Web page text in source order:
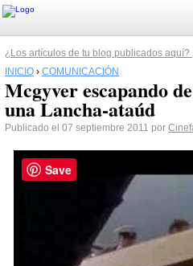
¿Los artículos de tu blog publicados aquí?
INICIO › COMUNICACIÓN
Mcgyver escapando
una Lancha-ataúd
Publicado el 07 septiembre 2011 por
Save